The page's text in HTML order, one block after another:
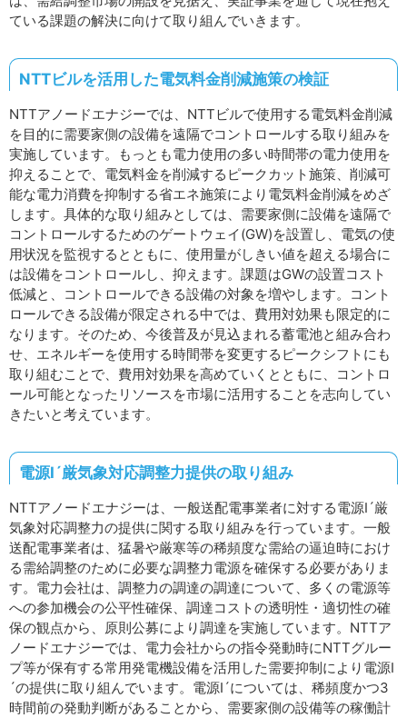
ている課題の解決に向けて取り組んでいきます。
NTTビルを活用した電気料金削減施策の検証
NTTアノードエナジーでは、NTTビルで使用する電気料金削減
を目的に需要家側の設備を遠隔でコントロールする取り組みを
実施しています。もっとも電力使用の多い時間帯の電力使用を
抑えることで、電気料金を削減するピークカット施策、削減可
能な電力消費を抑制する省エネ施策により電気料金削減をめざ
します。具体的な取り組みとしては、需要家側に設備を遠隔で
コントロールするためのゲートウェイ(GW)を設置し、電気の使
用状況を監視するとともに、使用量がしきい値を超える場合に
は設備をコントロールし、抑えます。課題はGWの設置コスト
低減と、コントロールできる設備の対象を増やします。コント
ロールできる設備が限定される中では、費用対効果も限定的に
なります。そのため、今後普及が見込まれる蓄電池と組み合わ
せ、エネルギーを使用する時間帯を変更するピークシフトにも
取り組むことで、費用対効果を高めていくとともに、コントロ
ール可能となったリソースを市場に活用することを志向してい
きたいと考えています。
電源Ⅰ´厳気象対応調整力提供の取り組み
NTTアノードエナジーは、一般送配電事業者に対する電源Ⅰ´厳
気象対応調整力の提供に関する取り組みを行っています。一般
送配電事業者は、猛暑や厳寒等の稀頻度な需給の逼迫時におけ
る需給調整のために必要な調整力電源を確保する必要がありま
す。電力会社は、調整力の調達の調達について、多くの電源等
への参加機会の公平性確保、調達コストの透明性・適切性の確
保の観点から、原則公募により調達を実施しています。NTTア
ノードエナジーでは、電力会社からの指令発動時にNTTグルー
プ等が保有する常用発電機設備を活用した需要抑制により電源Ⅰ
´の提供に取り組んでいます。電源Ⅰ´については、稀頻度かつ3
時間前の発動判断があることから、需要家側の設備等の稼働計